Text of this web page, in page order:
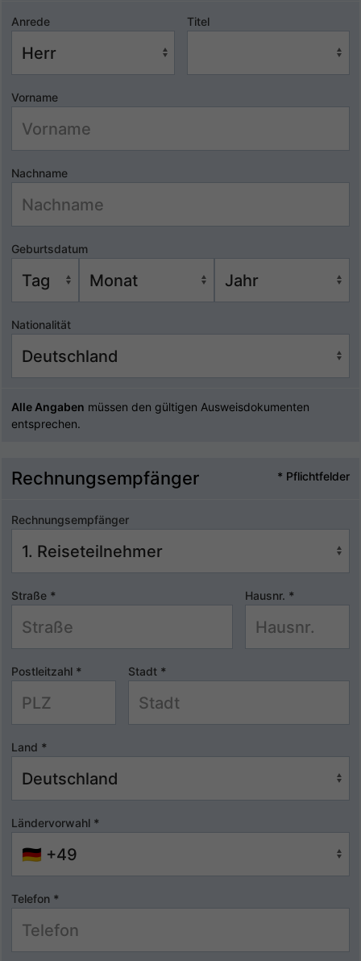
Anrede Titel
Vorname
Nachname
Geburtsdatum
Nationalität
Alle Angaben müssen den gültigen Ausweisdokumenten
entsprechen.
Rechnungsempfänger * Pflichtfelder
Rechnungsempfänger
Straße * Hausnr. *
Postleitzahl * Stadt *
Land *
Ländervorwahl *
Telefon *